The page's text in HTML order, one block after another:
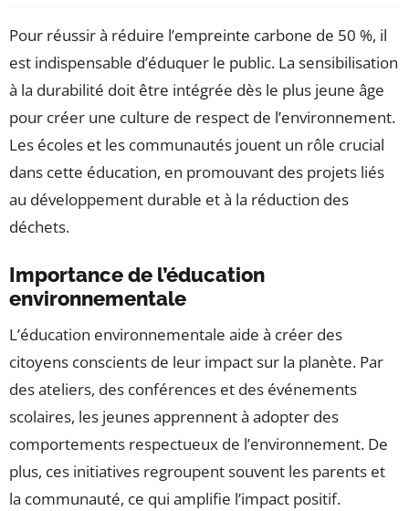
Pour réussir à réduire l’empreinte carbone de 50 %, il
est indispensable d’éduquer le public. La sensibilisation
à la durabilité doit être intégrée dès le plus jeune âge
pour créer une culture de respect de l’environnement.
Les écoles et les communautés jouent un rôle crucial
dans cette éducation, en promouvant des projets liés
au développement durable et à la réduction des
déchets.
Importance de l’éducation
environnementale
L’éducation environnementale aide à créer des
citoyens conscients de leur impact sur la planète. Par
des ateliers, des conférences et des événements
scolaires, les jeunes apprennent à adopter des
comportements respectueux de l’environnement. De
plus, ces initiatives regroupent souvent les parents et
la communauté, ce qui amplifie l’impact positif.